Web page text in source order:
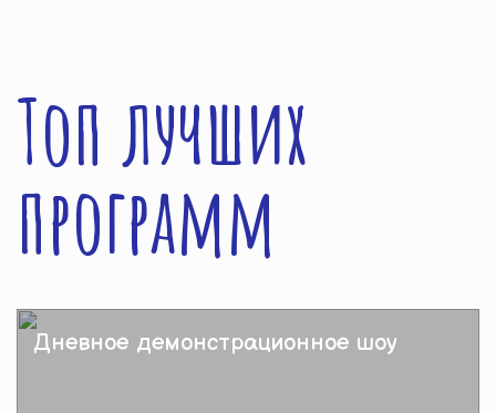
Топ лучших
программ
Дневное демонстрационное шоу